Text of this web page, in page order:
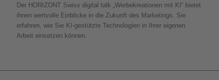
Der HORIZONT Swiss digital talk „Werbekreationen mit KI“ bietet
ihnen wertvolle Einblicke in die Zukunft des Marketings. Sie
erfahren, wie Sie KI-gestützte Technologien in Ihrer eigenen
Arbeit einsetzen können.